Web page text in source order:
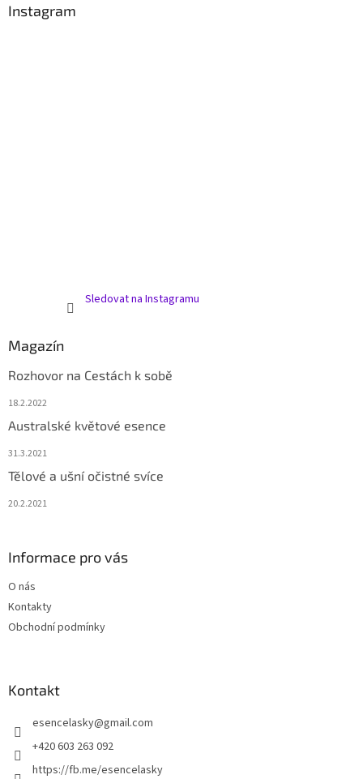
Instagram
Sledovat na Instagramu
Magazín
Rozhovor na Cestách k sobě
18.2.2022
Australské květové esence
31.3.2021
Tělové a ušní očistné svíce
20.2.2021
Informace pro vás
O nás
Kontakty
Obchodní podmínky
Kontakt
esencelasky@gmail.com
+420 603 263 092
https://fb.me/esencelasky